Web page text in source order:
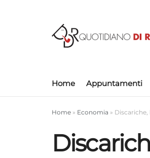
Home Appuntamenti
Home » Economia »